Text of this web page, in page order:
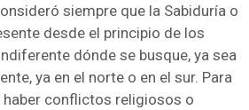
siempre que la Sabiduría o
desde el principio de los
dónde se busque, ya sea
ya en el norte o en el sur. Para
conflictos religiosos o